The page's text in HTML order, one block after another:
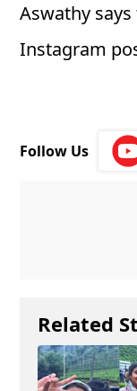
Aswathy
Instagram
Follow Us
Related